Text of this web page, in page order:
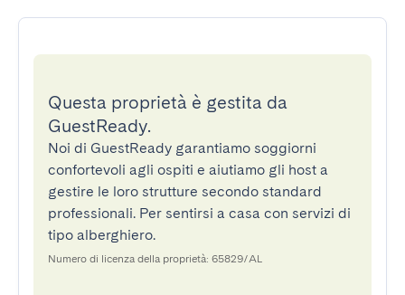
Questa proprietà è gestita da
GuestReady.
Noi di GuestReady garantiamo soggiorni
confortevoli agli ospiti e aiutiamo gli host a
gestire le loro strutture secondo standard
professionali. Per sentirsi a casa con servizi di
tipo alberghiero.
Numero di licenza della proprietà: 65829/AL